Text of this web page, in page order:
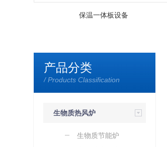
保温一体板设备
产品分类
/ Products Classification
生物质热风炉
生物质节能炉